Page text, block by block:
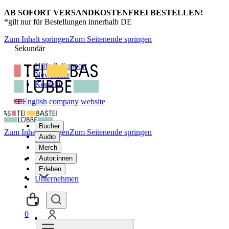
AB SOFORT VERSANDKOSTENFREI BESTELLEN!
*gilt nur für Bestellungen innerhalb DE
Zum Inhalt springenZum Seitenende springen
Sekundär
Hilfe & Support
Newsletter
Kontakt
English company website
Bücher
Audio
Merch
Autor:innen
Erleben
Unternehmen
Zum Inhalt springenZum Seitenende springen
0